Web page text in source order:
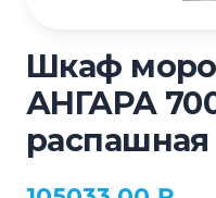
Шкаф
АНГАРА
распашная